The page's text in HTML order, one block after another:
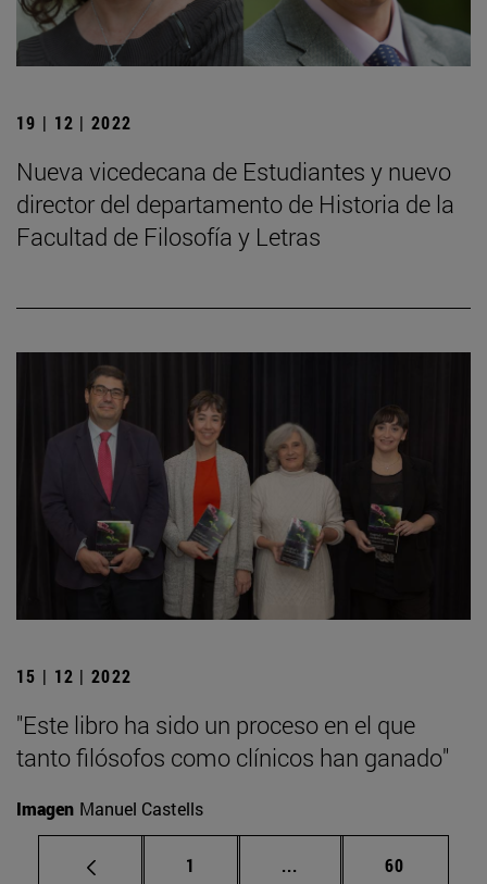
19 | 12 | 2022
Nueva vicedecana de Estudiantes y nuevo
director del departamento de Historia de la
Facultad de Filosofía y Letras
15 | 12 | 2022
"Este libro ha sido un proceso en el que
tanto filósofos como clínicos han ganado"
Imagen Manuel Castells
Página
1 ... Páginas intermedias
Página
60